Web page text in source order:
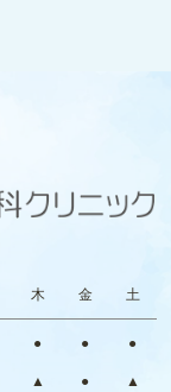
木 金 土
● ● ●
▲ ● ▲